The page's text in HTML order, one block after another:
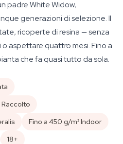
padre White Widow,
generazioni di selezione. Il
ricoperte di resina — senza
aspettare quattro mesi. Fino a
che fa quasi tutto da sola.
Raccolto
Fino a 450 g/m² Indoor
18+